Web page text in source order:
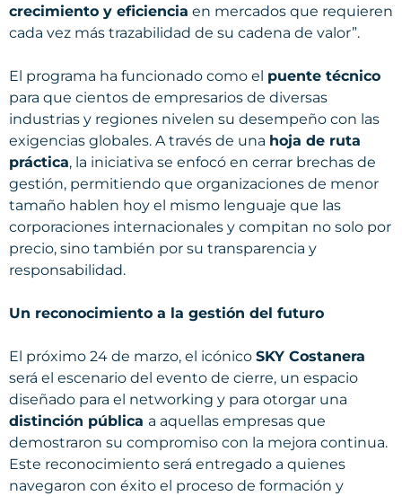
crecimiento y eficiencia en mercados que requieren
cada vez más trazabilidad de su cadena de valor”.
El programa ha funcionado como el puente técnico
para que cientos de empresarios de diversas
industrias y regiones nivelen su desempeño con las
exigencias globales. A través de una hoja de ruta
práctica, la iniciativa se enfocó en cerrar brechas de
gestión, permitiendo que organizaciones de menor
tamaño hablen hoy el mismo lenguaje que las
corporaciones internacionales y compitan no solo por
precio, sino también por su transparencia y
responsabilidad.
Un reconocimiento a la gestión del futuro
El próximo 24 de marzo, el icónico SKY Costanera
será el escenario del evento de cierre, un espacio
diseñado para el networking y para otorgar una
distinción pública a aquellas empresas que
demostraron su compromiso con la mejora continua.
Este reconocimiento será entregado a quienes
navegaron con éxito el proceso de formación y